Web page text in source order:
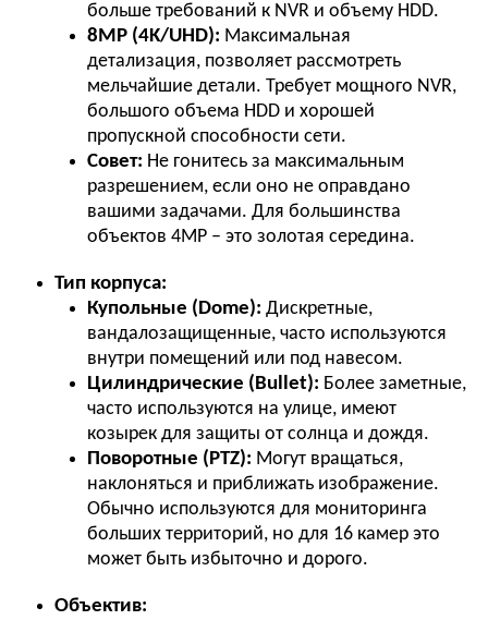
больше требований к NVR и объему HDD.
8MP (4K/UHD): Максимальная
детализация, позволяет рассмотреть
мельчайшие детали. Требует мощного NVR,
большого объема HDD и хорошей
пропускной способности сети.
Совет: Не гонитесь за максимальным
разрешением, если оно не оправдано
вашими задачами. Для большинства
объектов 4MP – это золотая середина.
Тип корпуса:
Купольные (Dome): Дискретные,
вандалозащищенные, часто используются
внутри помещений или под навесом.
Цилиндрические (Bullet): Более заметные,
часто используются на улице, имеют
козырек для защиты от солнца и дождя.
Поворотные (PTZ): Могут вращаться,
наклоняться и приближать изображение.
Обычно используются для мониторинга
больших территорий, но для 16 камер это
может быть избыточно и дорого.
Объектив: